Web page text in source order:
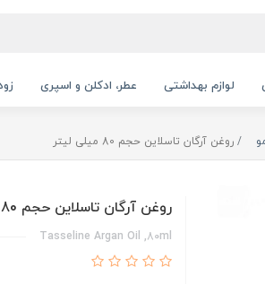
لوازم بهداشتی عطر، ادکلن و اسپری
روغن آرگان تاسلاین حجم 80 میلی لیتر
روغن آرگان تاسلاین حجم 80 میلی لیتر
Tasseline Argan Oil ,80ml